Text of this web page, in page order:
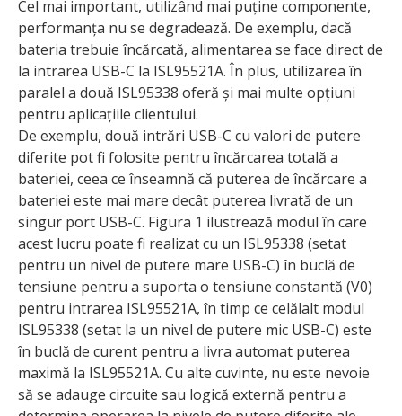
Cel mai important, utilizând mai puține componente,
performanța nu se degradează. De exemplu, dacă
bateria trebuie încărcată, alimentarea se face direct de
la intrarea USB-C la ISL95521A. În plus, utilizarea în
paralel a două ISL95338 oferă și mai multe opțiuni
pentru aplicațiile clientului.
De exemplu, două intrări USB-C cu valori de putere
diferite pot fi folosite pentru încărcarea totală a
bateriei, ceea ce înseamnă că puterea de încărcare a
bateriei este mai mare decât puterea livrată de un
singur port USB-C. Figura 1 ilustrează modul în care
acest lucru poate fi realizat cu un ISL95338 (setat
pentru un nivel de putere mare USB-C) în buclă de
tensiune pentru a suporta o tensiune constantă (V0)
pentru intrarea ISL95521A, în timp ce celălalt modul
ISL95338 (setat la un nivel de putere mic USB-C) este
în buclă de curent pentru a livra automat puterea
maximă la ISL95521A. Cu alte cuvinte, nu este nevoie
să se adauge circuite sau logică externă pentru a